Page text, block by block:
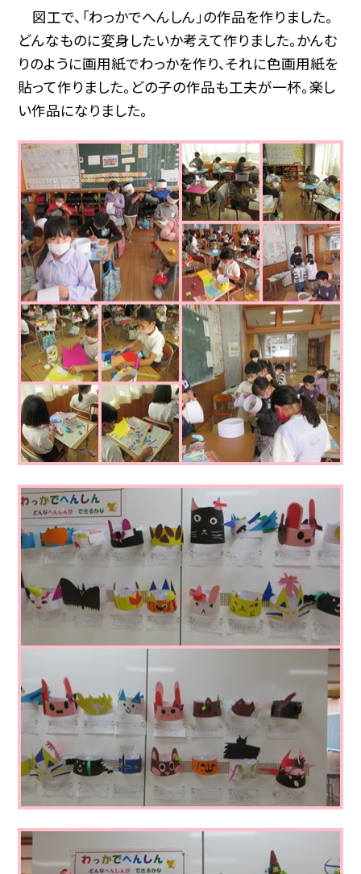
図工で、「わっかでへんしん」の作品を作りました。
どんなものに変身したいか考えて作りました。かんむ
りのように画用紙でわっかを作り、それに色画用紙を
貼って作りました。どの子の作品も工夫が一杯。楽し
い作品になりました。